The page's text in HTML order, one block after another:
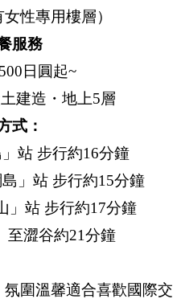
女性專用樓層）
服務
日圓起~
建造・地上5層
式：
站 步行約16分鐘
」站 步行約15分鐘
站 步行約17分鐘
澀谷約21分鐘
圍溫馨適合喜歡國際交